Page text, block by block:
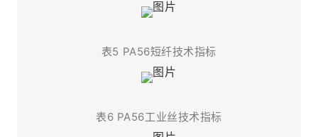
表5 PA56短纤技术指标
表6 PA56工业丝技术指标